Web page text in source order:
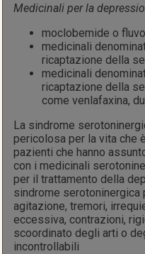
Medicinali per la
moclobemide o
medicinali
ricaptazione della
medicinali
ricaptazione della
come venlafaxina,
La sindrome
pericolosa per la vita che
pazienti che hanno
con i medicinali
per il trattamento della
sindrome serotoninergica
agitazione, tremori,
eccessiva, contrazioni,
scoordinato degli arti o
incontrollabili